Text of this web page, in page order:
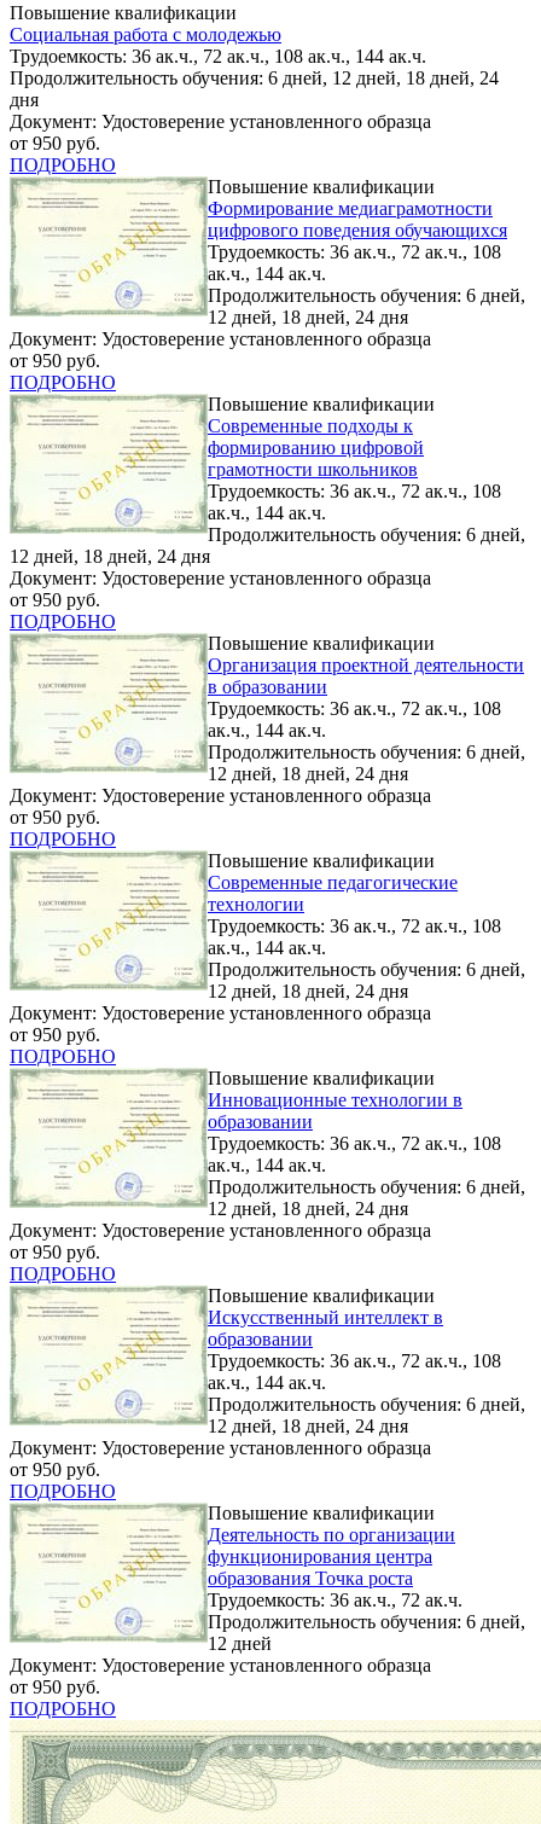
Повышение квалификации
Социальная работа с молодежью
Трудоемкость: 36 ак.ч., 72 ак.ч., 108 ак.ч., 144 ак.ч.
Продолжительность обучения: 6 дней, 12 дней, 18 дней, 24
дня
Документ: Удостоверение установленного образца
от 950 руб.
ПОДРОБНО
Повышение квалификации
Формирование медиаграмотности
цифрового поведения обучающихся
Трудоемкость: 36 ак.ч., 72 ак.ч., 108
ак.ч., 144 ак.ч.
Продолжительность обучения: 6 дней,
12 дней, 18 дней, 24 дня
Документ: Удостоверение установленного образца
от 950 руб.
ПОДРОБНО
Повышение квалификации
Современные подходы к
формированию цифровой
грамотности школьников
Трудоемкость: 36 ак.ч., 72 ак.ч., 108
ак.ч., 144 ак.ч.
Продолжительность обучения: 6 дней,
12 дней, 18 дней, 24 дня
Документ: Удостоверение установленного образца
от 950 руб.
ПОДРОБНО
Повышение квалификации
Организация проектной деятельности
в образовании
Трудоемкость: 36 ак.ч., 72 ак.ч., 108
ак.ч., 144 ак.ч.
Продолжительность обучения: 6 дней,
12 дней, 18 дней, 24 дня
Документ: Удостоверение установленного образца
от 950 руб.
ПОДРОБНО
Повышение квалификации
Современные педагогические
технологии
Трудоемкость: 36 ак.ч., 72 ак.ч., 108
ак.ч., 144 ак.ч.
Продолжительность обучения: 6 дней,
12 дней, 18 дней, 24 дня
Документ: Удостоверение установленного образца
от 950 руб.
ПОДРОБНО
Повышение квалификации
Инновационные технологии в
образовании
Трудоемкость: 36 ак.ч., 72 ак.ч., 108
ак.ч., 144 ак.ч.
Продолжительность обучения: 6 дней,
12 дней, 18 дней, 24 дня
Документ: Удостоверение установленного образца
от 950 руб.
ПОДРОБНО
Повышение квалификации
Искусственный интеллект в
образовании
Трудоемкость: 36 ак.ч., 72 ак.ч., 108
ак.ч., 144 ак.ч.
Продолжительность обучения: 6 дней,
12 дней, 18 дней, 24 дня
Документ: Удостоверение установленного образца
от 950 руб.
ПОДРОБНО
Повышение квалификации
Деятельность по организации
функционирования центра
образования Точка роста
Трудоемкость: 36 ак.ч., 72 ак.ч.
Продолжительность обучения: 6 дней,
12 дней
Документ: Удостоверение установленного образца
от 950 руб.
ПОДРОБНО